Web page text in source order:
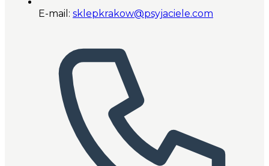
E-mail: sklepkrakow@psyjaciele.com